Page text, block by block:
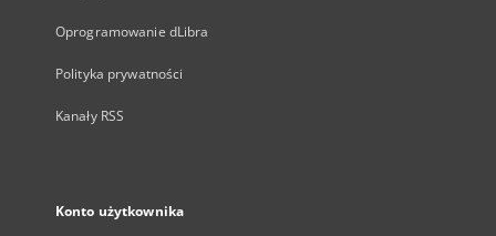
Oprogramowanie dLibra
Polityka prywatności
Kanały RSS
Konto użytkownika